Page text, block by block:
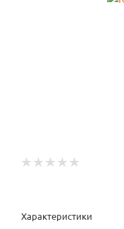
Характеристики